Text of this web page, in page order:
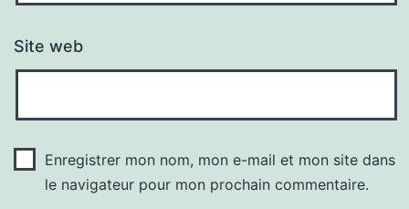
Site web
Enregistrer mon nom, mon e-mail et mon site dans
le navigateur pour mon prochain commentaire.